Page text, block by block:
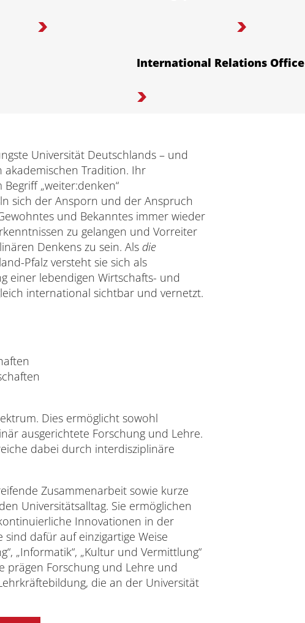
International Relations Office
Universität Deutschlands – und
akademischen Tradition. Ihr
„weiter:denken“
sich der Ansporn und der Anspruch
und Bekanntes immer wieder
zu gelangen und Vorreiter
Denkens zu sein. Als die
Pfalz versteht sie sich als
einer lebendigen Wirtschafts- und
international sichtbar und vernetzt.
Dies ermöglicht sowohl
ausgerichtete Forschung und Lehre.
dabei durch interdisziplinäre
Zusammenarbeit sowie kurze
Universitätsalltag. Sie ermöglichen
Innovationen in der
sind dafür auf einzigartige Weise
„Informatik“, „Kultur und Vermittlung“
prägen Forschung und Lehre und
die an der Universität